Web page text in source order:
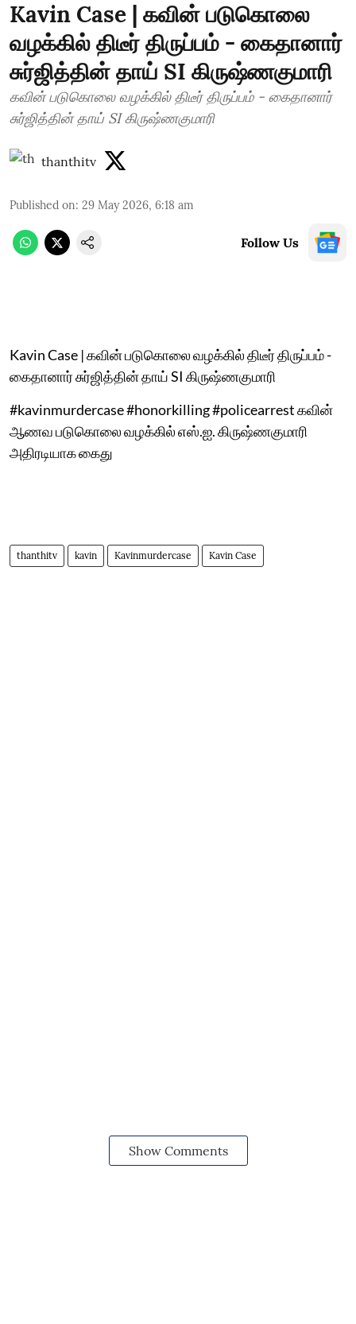
Kavin Case | கவின் படுகொலை
வழக்கில் திடீர் திருப்பம் - கைதானார்
சுர்ஜித்தின் தாய் SI கிருஷ்ணகுமாரி
கவின் படுகொலை வழக்கில் திடீர் திருப்பம் - கைதானார்
சுர்ஜித்தின் தாய் SI கிருஷ்ணகுமாரி
thanthitv
Published on: 29 May 2026, 6:18 am
Follow Us
Kavin Case | கவின் படுகொலை வழக்கில் திடீர் திருப்பம் -
கைதானார் சுர்ஜித்தின் தாய் SI கிருஷ்ணகுமாரி
#kavinmurdercase #honorkilling #policearrest கவின்
ஆணவ படுகொலை வழக்கில் எஸ்.ஐ. கிருஷ்ணகுமாரி
அதிரடியாக கைது
thanthitv kavin Kavinmurdercase Kavin Case
Show Comments